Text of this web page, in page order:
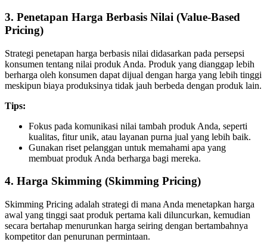
3. Penetapan Harga Berbasis Nilai (Value-Based
Pricing)
Strategi penetapan harga berbasis nilai didasarkan pada persepsi
konsumen tentang nilai produk Anda. Produk yang dianggap lebih
berharga oleh konsumen dapat dijual dengan harga yang lebih tinggi
meskipun biaya produksinya tidak jauh berbeda dengan produk lain.
Tips:
Fokus pada komunikasi nilai tambah produk Anda, seperti
kualitas, fitur unik, atau layanan purna jual yang lebih baik.
Gunakan riset pelanggan untuk memahami apa yang
membuat produk Anda berharga bagi mereka.
4. Harga Skimming (Skimming Pricing)
Skimming Pricing adalah strategi di mana Anda menetapkan harga
awal yang tinggi saat produk pertama kali diluncurkan, kemudian
secara bertahap menurunkan harga seiring dengan bertambahnya
kompetitor dan penurunan permintaan.